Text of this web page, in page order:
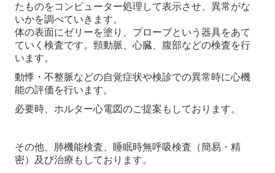
たものをコンピューター処理して表示させ、異常がな
いかを調べていきます。
体の表面にゼリーを塗り、プローブという器具をあて
ていく検査です。頸動脈、心臓、腹部などの検査を行
います。
動悸・不整脈などの自覚症状や検診での異常時に心機
能の評価を行います。
必要時、ホルター心電図のご提案もしております。
その他、肺機能検査、睡眠時無呼吸検査（簡易・精
密）及び治療もしております。